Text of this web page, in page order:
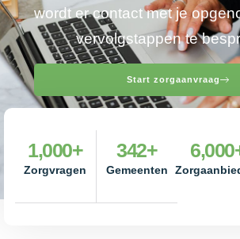
wordt er contact met je
vervolgstappen te
Start zorgaanvraag
Zorgvragen
1,000+
Gemeenten
342+ 6,000